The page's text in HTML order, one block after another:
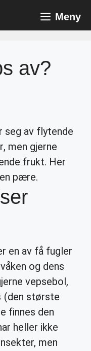
Meny
av?
seg av flytende
men gjerne
frukt. Her
pære.
en av få fugler
og dens
vepsebol,
(den største
finnes den
heller ikke
men